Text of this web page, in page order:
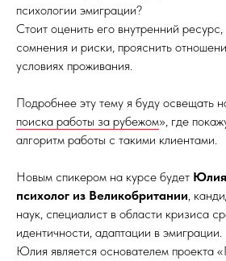
психологии эмиграции?
Стоит оценить его внутренний
сомнения и риски, прояснить
условиях проживания.
Подробнее эту тему я буду освещать
поиска работы за рубежом», где
алгоритм работы с такими клиентами.
Новым спикером на курсе будет
психолог из Великобритании,
наук, специалист в области кризиса
идентичности, адаптации в эмиграции.
Юлия является основателем проекта